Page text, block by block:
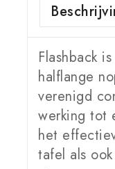
Flashback
halflange
verenigd
werking tot
het
tafel als